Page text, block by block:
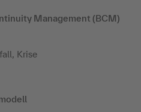
Management (BCM)
Krise